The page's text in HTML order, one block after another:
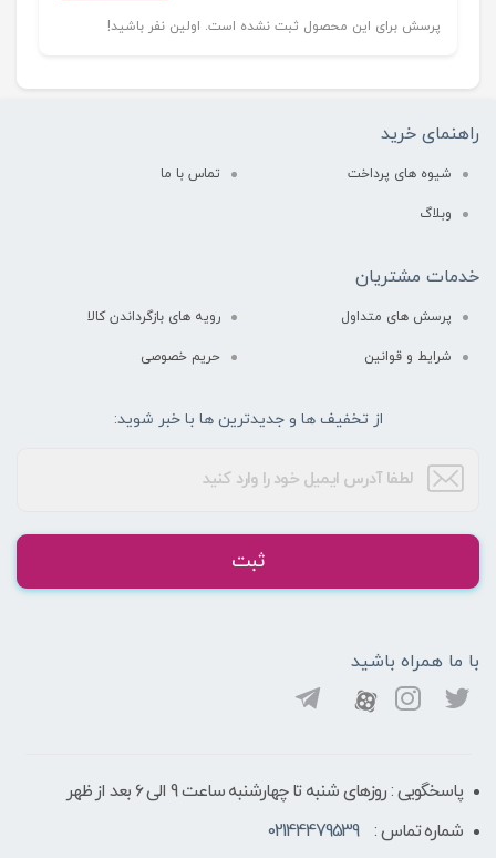
پرسش برای این محصول ثبت نشده است. اولین نفر باشید!
راهنمای خرید
شیوه های پرداخت تماس با ما
وبلاگ
خدمات مشتریان
پرسش های متداول رویه های بازگرداندن کالا
شرایط و قوانین حریم خصوصی
از تخفیف ها و جدیدترین ها با خبر شوید:
ثبت
با ما همراه باشید
پاسخگویی : روزهای شنبه تا چهارشنبه ساعت 9 الی ۶ بعد از ظهر
شماره تماس :
02144479539